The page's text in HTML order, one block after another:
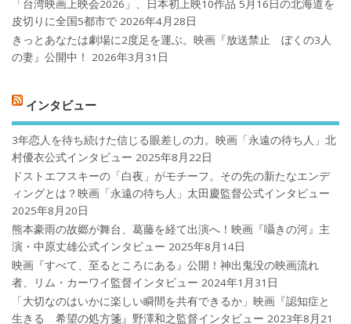
「台湾映画上映会2026」、日本初上映10作品 5月16日の北海道を
皮切りに全国5都市で 2026年4月28日
きっとあなたは劇場に2度足を運ぶ。映画『放送禁止 ぼくの3人
の妻』公開中！
2026年3月31日
インタビュー
3年恋人を待ち続けた信じる眼差しの力。映画「永遠の待ち人」北
村優衣公式インタビュー 2025年8月22日
ドストエフスキーの「白夜」がモチーフ。その先の新たなエンデ
ィングとは？映画「永遠の待ち人」太田慶監督公式インタビュー
2025年8月20日
熊本豪雨の故郷が舞台、葛藤を経て出演へ！映画『囁きの河』主
演・中原丈雄公式インタビュー 2025年8月14日
映画『すべて、至るところにある』公開！神出鬼没の映画流れ
者、リム・カーワイ監督インタビュー 2024年1月31日
「大切なのはいかに楽しい瞬間を共有できるか」映画『認知症と
生きる 希望の処方箋』野澤和之監督インタビュー 2023年8月21